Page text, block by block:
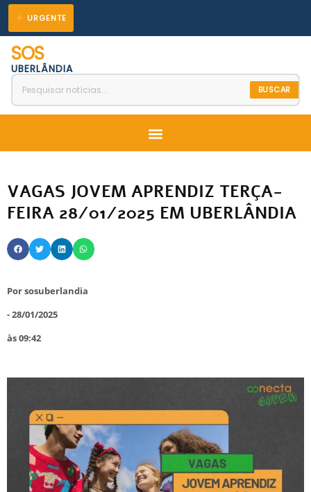
para
conteúdo
URGENTE
SOS
UBERLÂNDIA
BUSCAR
Menu
VAGAS JOVEM APRENDIZ TERÇA-
FEIRA 28/01/2025 EM UBERLÂNDIA
Porsosuberlandia
-28/01/2025
às09:42